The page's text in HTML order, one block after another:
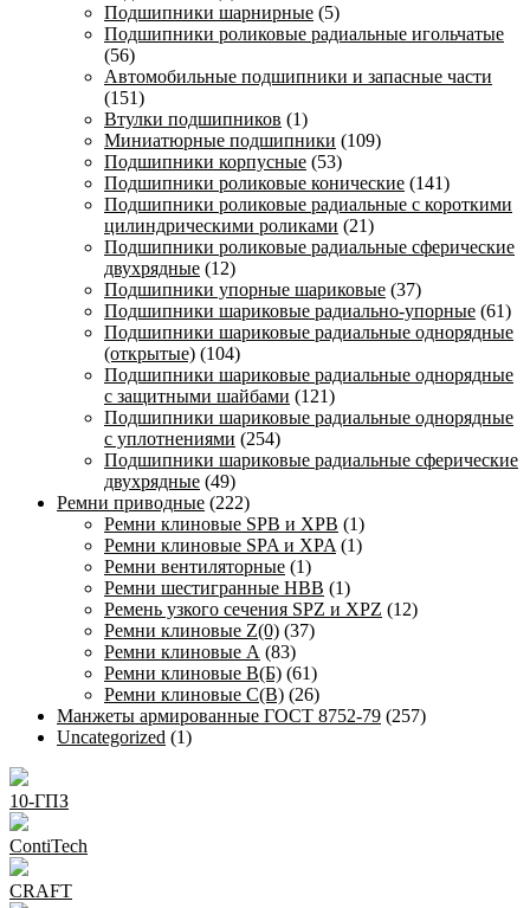
Подшипники шарнирные (5)
Подшипники роликовые радиальные игольчатые
(56)
Автомобильные подшипники и запасные части
(151)
Втулки подшипников (1)
Миниатюрные подшипники (109)
Подшипники корпусные (53)
Подшипники роликовые конические (141)
Подшипники роликовые радиальные с короткими
цилиндрическими роликами (21)
Подшипники роликовые радиальные сферические
двухрядные (12)
Подшипники упорные шариковые (37)
Подшипники шариковые радиально-упорные (61)
Подшипники шариковые радиальные однорядные
(открытые) (104)
Подшипники шариковые радиальные однорядные
с защитными шайбами (121)
Подшипники шариковые радиальные однорядные
с уплотнениями (254)
Подшипники шариковые радиальные сферические
двухрядные (49)
Ремни приводные (222)
Ремни клиновые SPB и XPB (1)
Ремни клиновые SPA и XPA (1)
Ремни вентиляторные (1)
Ремни шестигранные HBB (1)
Ремень узкого сечения SPZ и XPZ (12)
Ремни клиновые Z(0) (37)
Ремни клиновые А (83)
Ремни клиновые В(Б) (61)
Ремни клиновые С(В) (26)
Манжеты армированные ГОСТ 8752-79 (257)
Uncategorized (1)
10-ГПЗ
ContiTech
CRAFT